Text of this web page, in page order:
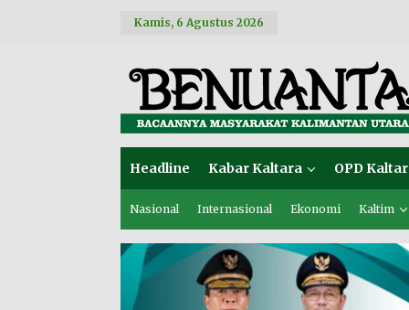
Kamis, 6 Agustus 2026
Headline Kabar Kaltara OPD
Nasional Internasional Ekonomi Kaltim